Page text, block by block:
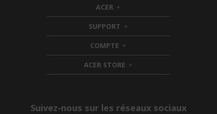
ACER h
i
d
d
e
n
SUPPORT h
i
d
d
e
n
COMPTE h
i
d
d
ACER STORE h
i
e
Suivez-nous sur les réseaux sociaux